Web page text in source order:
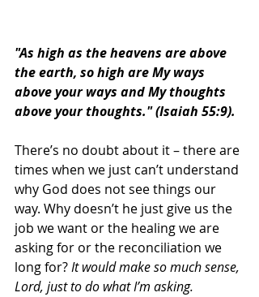
"As high as the heavens are above
the earth, so high are My ways
above your ways and My thoughts
above your thoughts." (Isaiah 55:9).
There’s no doubt about it – there are
times when we just can’t understand
why God does not see things our
way. Why doesn’t he just give us the
job we want or the healing we are
asking for or the reconciliation we
long for? It would make so much sense,
Lord, just to do what I’m asking.